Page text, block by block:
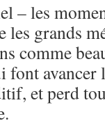
– les
les grands
comme
font
et perd